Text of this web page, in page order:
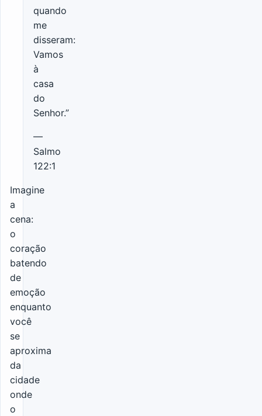
quando
me
disseram:
Vamos
à
casa
do
Senhor.”
—
Salmo
122:1
Imagine
a
cena:
o
coração
batendo
de
emoção
enquanto
você
se
aproxima
da
cidade
onde
o